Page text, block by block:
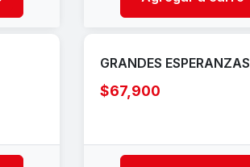
GRANDES ESPERANZAS
$67,900